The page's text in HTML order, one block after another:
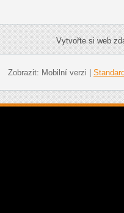
Vytvořte si web
Zobrazit: Mobilní verzi